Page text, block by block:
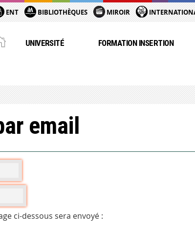
ENT BIBLIOTHÈQUES MIROIR
UNIVERSITÉ FORMATION INSERTION
email
ci-dessous sera envoyé :